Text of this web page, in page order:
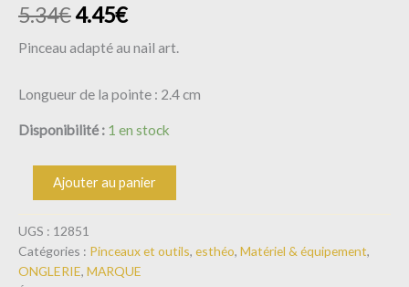
5.34€4.45€
Pinceau adapté au nail art.
Longueur de la pointe : 2.4 cm
Disponibilité : 1 en stock
Ajouter au panier
UGS : 12851
Catégories : Pinceaux et outils, esthéo, Matériel & équipement,
ONGLERIE, MARQUE